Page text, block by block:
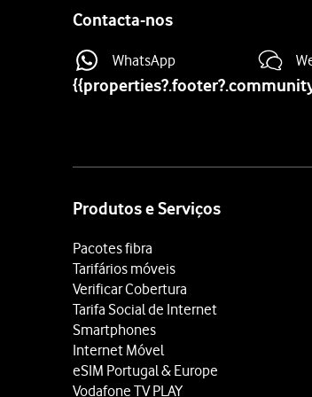
Contacta-nos
WhatsApp
Produtos e Serviços
Pacotes fibra
Tarifários móveis
Verificar Cobertura
Tarifa Social de Internet
Smartphones
Internet Móvel
eSIM Portugal & Europe
Vodafone TV PLAY